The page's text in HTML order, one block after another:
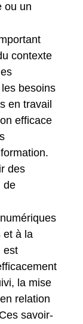
ou un
contexte
besoins
en travail
efficace
des
de
et à la
est
la mise
relation
savoir-